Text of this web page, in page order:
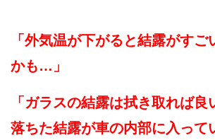
「外気温が下がると結露がすご
かも…」
「ガラスの結露は拭き取れば良
落ちた結露が車の内部に入って